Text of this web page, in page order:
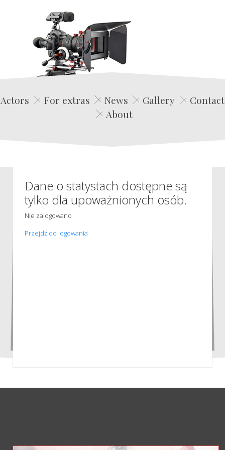
Edwin Film Agencja Aktorska
Actors For extras News Gallery
Contact
About
Dane o statystach dostępne są
tylko dla upoważnionych osób.
Nie zalogowano
Przejdź do logowania